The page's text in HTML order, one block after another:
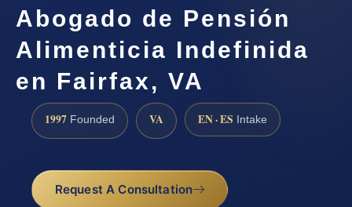
Abogado de Pensión
Alimenticia Indefinida
en Fairfax, VA
1997 Founded VA EN · ES Intake
Request A Consultation